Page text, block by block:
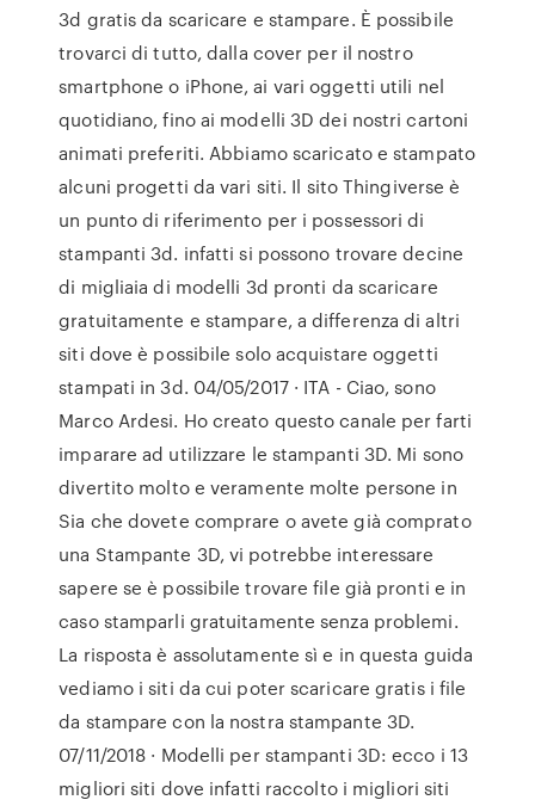
3d gratis da scaricare e stampare. È possibile
trovarci di tutto, dalla cover per il nostro
smartphone o iPhone, ai vari oggetti utili nel
quotidiano, fino ai modelli 3D dei nostri cartoni
animati preferiti. Abbiamo scaricato e stampato
alcuni progetti da vari siti. Il sito Thingiverse è
un punto di riferimento per i possessori di
stampanti 3d. infatti si possono trovare decine
di migliaia di modelli 3d pronti da scaricare
gratuitamente e stampare, a differenza di altri
siti dove è possibile solo acquistare oggetti
stampati in 3d. 04/05/2017 · ITA - Ciao, sono
Marco Ardesi. Ho creato questo canale per farti
imparare ad utilizzare le stampanti 3D. Mi sono
divertito molto e veramente molte persone in
Sia che dovete comprare o avete già comprato
una Stampante 3D, vi potrebbe interessare
sapere se è possibile trovare file già pronti e in
caso stamparli gratuitamente senza problemi.
La risposta è assolutamente sì e in questa guida
vediamo i siti da cui poter scaricare gratis i file
da stampare con la nostra stampante 3D.
07/11/2018 · Modelli per stampanti 3D: ecco i 13
migliori siti dove infatti raccolto i migliori siti